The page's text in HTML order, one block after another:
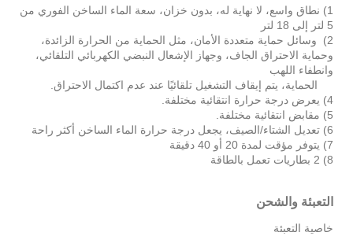
1) نطاق واسع، لا نهاية له، بدون خزان، سعة الماء الساخن الفوري من
5 لتر إلى 18 لتر
2) وسائل حماية متعددة الأمان، مثل الحماية من الحرارة الزائدة،
وحماية الاحتراق الجاف، وجهاز الإشعال النبضي الكهربائي التلقائي،
وانطفاء اللهب
الحماية، يتم إيقاف التشغيل تلقائيًا عند عدم اكتمال الاحتراق.
4) يعرض درجة حرارة انتقائية مختلفة.
5) مقابض انتقائية مختلفة.
6) تعديل الشتاء/الصيف، يجعل درجة حرارة الماء الساخن أكثر راحة
7) يتوفر مؤقت لمدة 20 أو 40 دقيقة
8) 2 بطاريات تعمل بالطاقة
التعبئة والشحن
خاصية التعبئة